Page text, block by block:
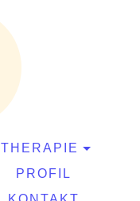
THERAPIE
PROFIL